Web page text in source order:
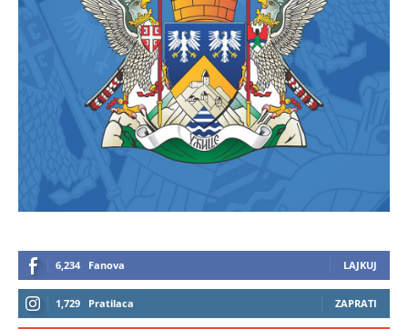
6,234 Fanova LAJKUJ
1,729 Pratilaca ZAPRATI